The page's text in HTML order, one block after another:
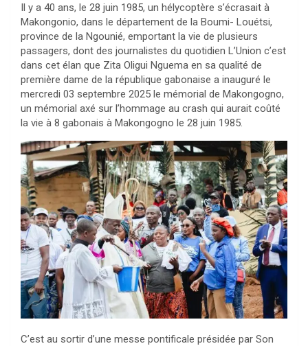
Il y a 40 ans, le 28 juin 1985, un hélycoptère s’écrasait à
Makongonio, dans le département de la Boumi- Louétsi,
province de la Ngounié, emportant la vie de plusieurs
passagers, dont des journalistes du quotidien L’Union c’est
dans cet élan que Zita Oligui Nguema en sa qualité de
première dame de la république gabonaise a inauguré le
mercredi 03 septembre 2025 le mémorial de Makongogno,
un mémorial axé sur l’hommage au crash qui aurait coûté
la vie à 8 gabonais à Makongogno le 28 juin 1985.
C’est au sortir d’une messe pontificale présidée par Son